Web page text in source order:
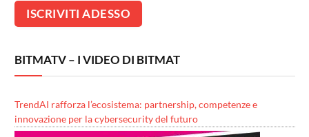
BITMATV – I VIDEO DI BITMAT
TrendAI rafforza l’ecosistema: partnership, competenze e
innovazione per la cybersecurity del futuro